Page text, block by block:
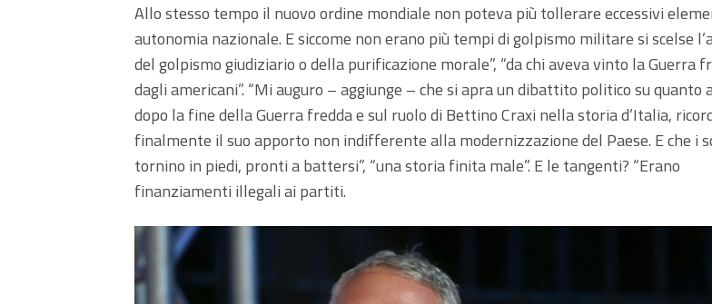
Allo stesso tempo il nuovo ordine mondiale non poteva più tollerare eccessivi
autonomia nazionale. E siccome non erano più tempi di golpismo militare si scelse
del golpismo giudiziario o della purificazione morale”, “da chi aveva vinto la Guerra
dagli americani”. “Mi auguro – aggiunge – che si apra un dibattito politico su quanto
dopo la fine della Guerra fredda e sul ruolo di Bettino Craxi nella storia d’Italia,
finalmente il suo apporto non indifferente alla modernizzazione del Paese. E che i
tornino in piedi, pronti a battersi”, “una storia finita male”. E le tangenti? “Erano
finanziamenti illegali ai partiti.